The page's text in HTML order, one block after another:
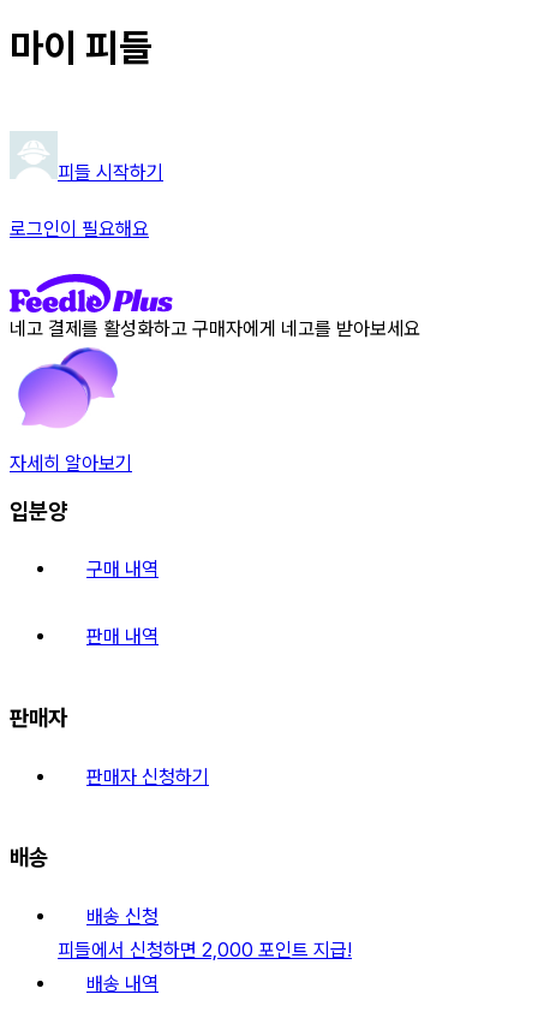
마이 피들
피들 시작하기
로그인이 필요해요
네고 결제를 활성화하고 구매자에게 네고를 받아보세요
자세히 알아보기
입분양
구매 내역
판매 내역
판매자
판매자 신청하기
배송
배송 신청
피들에서 신청하면 2,000 포인트 지급!
배송 내역